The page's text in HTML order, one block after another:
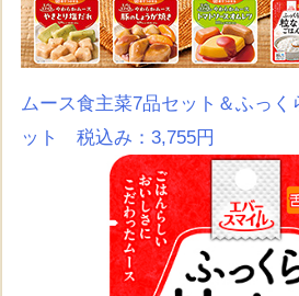
ムース食主菜7品セット＆ふっく
ット 税込み：3,755円